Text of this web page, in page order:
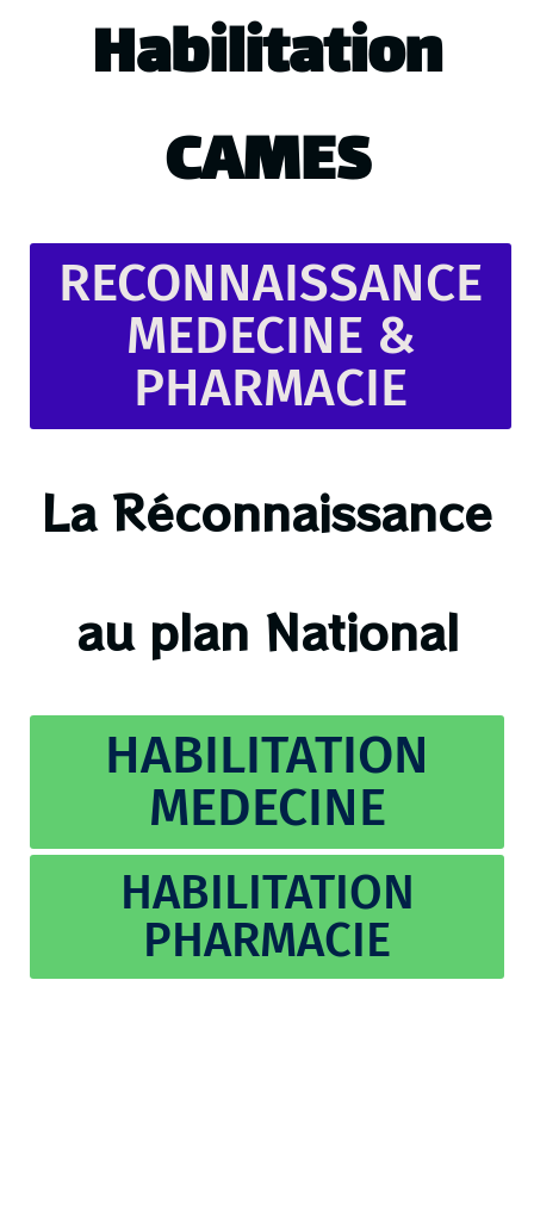
Habilitation
CAMES
RECONNAISSANCE
MEDECINE &
PHARMACIE
La Réconnaissance
au plan National
HABILITATION
MEDECINE
HABILITATION
PHARMACIE